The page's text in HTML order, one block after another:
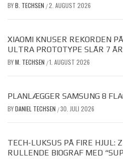
BYB. TECHSEN /2. AUGUST 2026
XIAOMI KNUSER REKORDEN
ULTRA PROTOTYPE SLÅR 7
BYM. TECHSEN /1. AUGUST 2026
PLANLÆGGER SAMSUNG 8
BYDANIEL TECHSEN /30. JULI 2026
TECH-LUKSUS PÅ FIRE HJUL:
RULLENDE BIOGRAF MED